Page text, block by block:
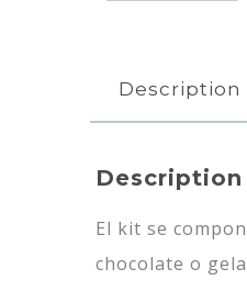
Description
Description
El kit se
chocolate o